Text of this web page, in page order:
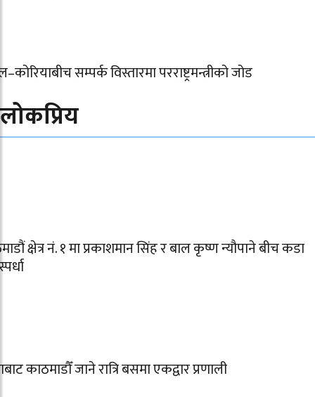
सम्पर्क विस्तारमा परराष्ट्रमन्त्रीको जोड
लोकप्रिय
क्षेत्र नं. १ मा प्रकाशमान सिंह र बाल कृष्ण न्यौपाने बीच कडा
काठमाडौँ जाने रात्रि बसमा एकद्वार प्रणाली